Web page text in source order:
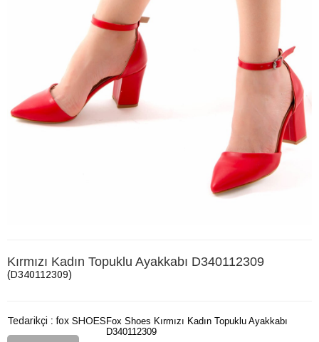
Kırmızı Kadın Topuklu Ayakkabı D340112309
(D340112309)
Tedarikçi : fox SHOES Fox Shoes Kırmızı Kadın Topuklu Ayakkabı
D340112309